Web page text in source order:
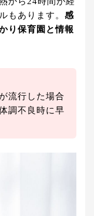
もあります。 感
り保育園と情報
流行した場合
調不良時に早